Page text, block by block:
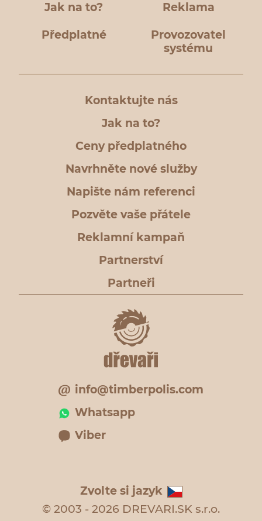
Jak na to? Reklama
Předplatné
Provozovatel
systému
Kontaktujte nás
Jak na to?
Ceny předplatného
Navrhněte nové služby
Napište nám referenci
Pozvěte vaše přátele
Reklamní kampaň
Partnerství
Partneři
info@timberpolis.com
Whatsapp
Viber
Zvolte si jazyk
© 2003 - 2026 DREVARI.SK s.r.o.